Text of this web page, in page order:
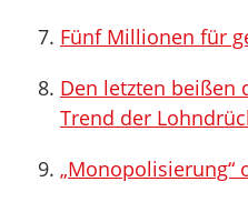
Fünf Millionen für
Den letzten beißen
Trend der
„Monopolisierung“